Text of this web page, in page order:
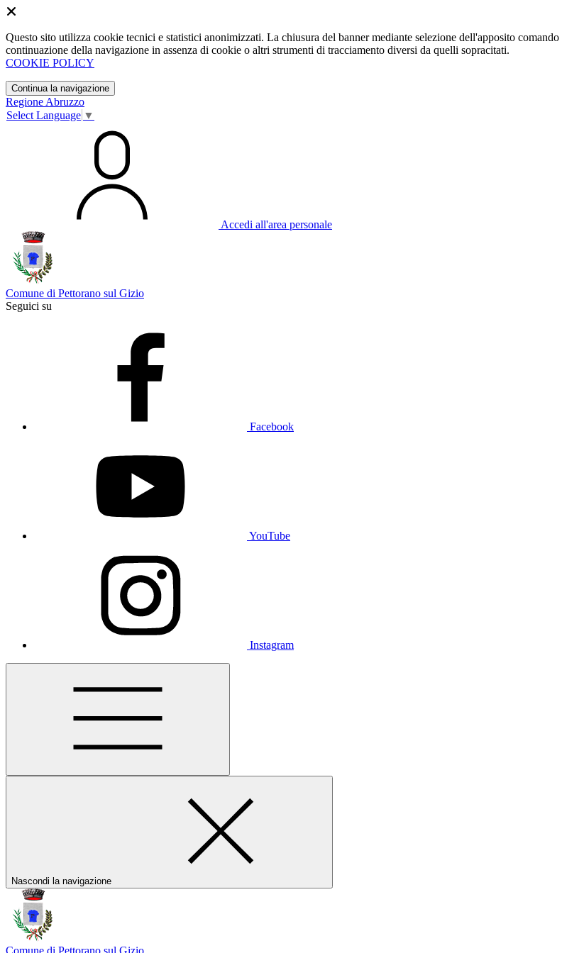
Questo sito utilizza cookie tecnici e statistici anonimizzati. La chiusura del banner mediante selezione dell'apposito
continuazione della navigazione in assenza di cookie o altri strumenti di tracciamento diversi da quelli sopracitati.
COOKIE POLICY
Continua la navigazione
Regione Abruzzo
Select Language ▼
Accedi all'area personale
Comune di Pettorano sul Gizio
Seguici su
Facebook
YouTube
Instagram
Nascondi la navigazione